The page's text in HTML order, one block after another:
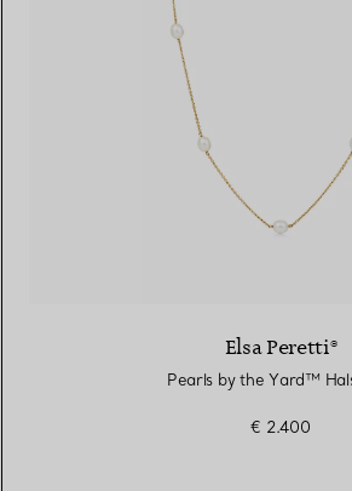
Elsa Peretti®
Pearls by the Yard™
€ 2.400